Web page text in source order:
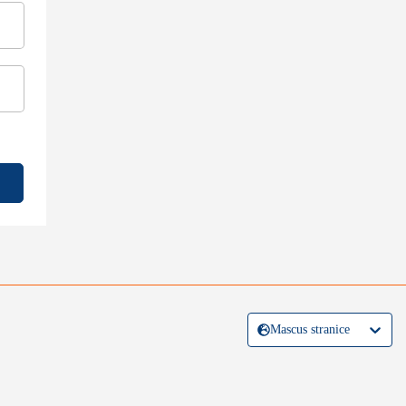
Mascus stranice